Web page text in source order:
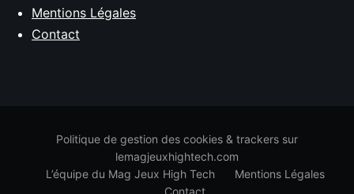
Mentions Légales
Contact
Politique de gestion des cookies & trackers sur
lemagjeuxhightech.com
L’équipe du Mag Jeux High Tech
Mentions Légales
Contact